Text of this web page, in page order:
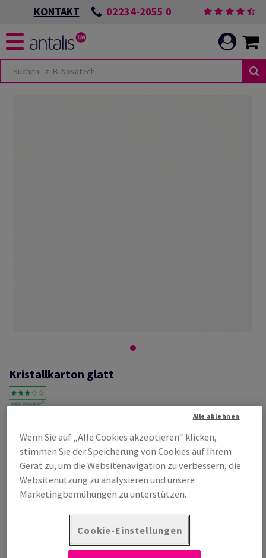
KONTAKT 02234-2055 0
Kristallkarton glatt
Kristallkarton glatt, weiss, 185g/m2, beidseitig glatt, holzfrei, 430mm
x 610mm, RA2, SB, Paket zu 100 Bogen/Blatt, FSC Mix Credit
Produktinformation
Produkt weiterempfehlen
Listenpreis
Wenn Sie auf „Alle Cookies akzeptieren“ klicken,
stimmen Sie der Speicherung von Cookies auf Ihrem
Gerät zu, um die Websitenavigation zu verbessern, die
Websitenutzung zu analysieren und unsere
Marketingbemühungen zu unterstützen.
Cookie-Einstellungen
Alle ablehnen